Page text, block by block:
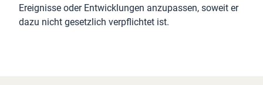
Ereignisse oder Entwicklungen anzupassen, soweit er
dazu nicht gesetzlich verpflichtet ist.